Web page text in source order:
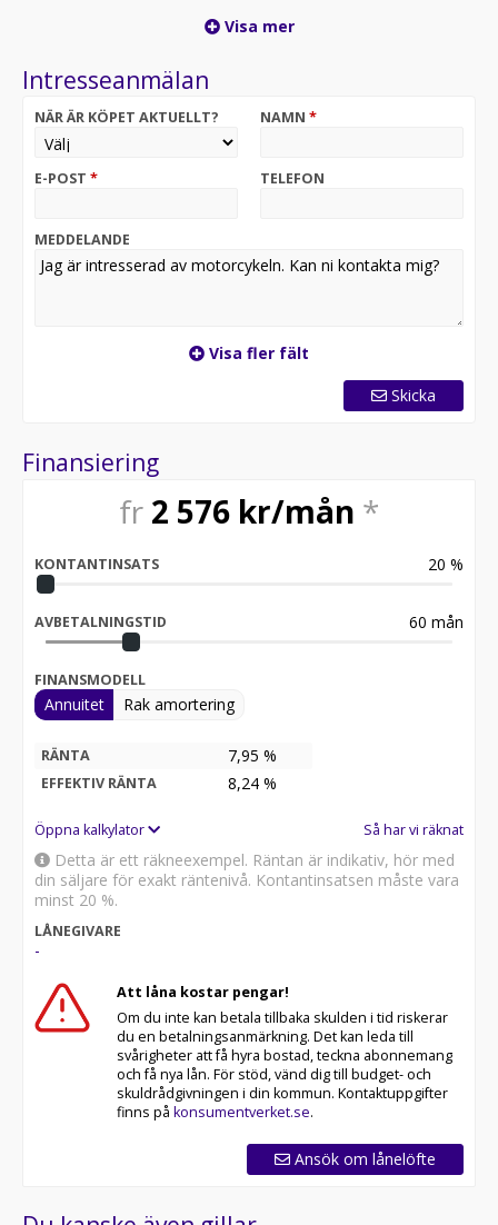
Visa mer
Intresseanmälan
NÄR ÄR KÖPET AKTUELLT? NAMN *
E-POST * TELEFON
MEDDELANDE
Visa fler fält
Skicka
Finansiering
fr 2 576 kr/mån *
KONTANTINSATS 20 %
AVBETALNINGSTID 60 mån
FINANSMODELL
Annuitet Rak amortering
RÄNTA 7,95 %
EFFEKTIV RÄNTA 8,24 %
Öppna kalkylator Så har vi räknat
Detta är ett räkneexempel. Räntan är indikativ, hör med
din säljare för exakt räntenivå. Kontantinsatsen måste vara
minst 20 %.
LÅNEGIVARE
-
Att låna kostar pengar!
Om du inte kan betala tillbaka skulden i tid riskerar
du en betalningsanmärkning. Det kan leda till
svårigheter att få hyra bostad, teckna abonnemang
och få nya lån. För stöd, vänd dig till budget- och
skuldrådgivningen i din kommun. Kontaktuppgifter
finns på konsumentverket.se.
Ansök om lånelöfte